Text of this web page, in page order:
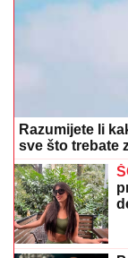
Razumijete li
sve što trebate